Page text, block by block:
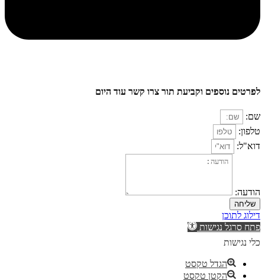
לפרטים נוספים וקביעת תור צרו קשר עוד היום
שם:
טלפון:
דוא"ל:
הודעה:
שליחה
דילוג לתוכן
פתח סרגל נגישות
כלי נגישות
הגדל טקסט
הקטן טקסט